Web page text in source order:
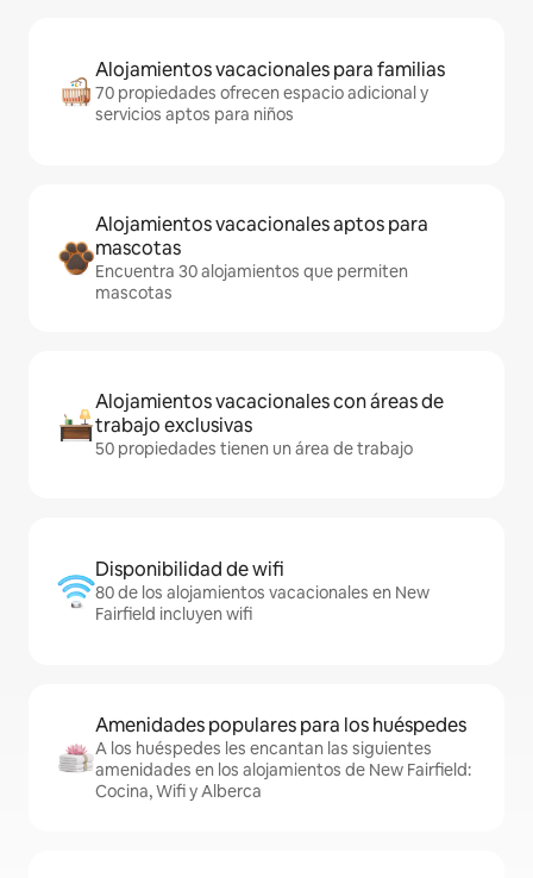
Alojamientos vacacionales para familias
70 propiedades ofrecen espacio adicional y
servicios aptos para niños
Alojamientos vacacionales aptos para
mascotas
Encuentra 30 alojamientos que permiten
mascotas
Alojamientos vacacionales con áreas de
trabajo exclusivas
50 propiedades tienen un área de trabajo
Disponibilidad de wifi
80 de los alojamientos vacacionales en New
Fairfield incluyen wifi
Amenidades populares para los huéspedes
A los huéspedes les encantan las siguientes
amenidades en los alojamientos de New Fairfield:
Cocina, Wifi y Alberca